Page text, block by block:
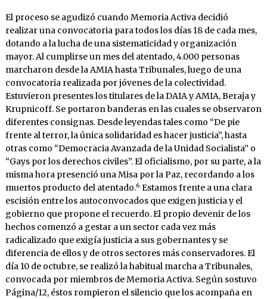
El proceso se agudizó cuando Memoria Activa decidió
realizar una convocatoria para todos los días 18 de cada mes,
dotando a la lucha de una sistematicidad y organización
mayor. Al cumplirse un mes del atentado, 4.000 personas
marcharon desde la AMIA hasta Tribunales, luego de una
convocatoria realizada por jóvenes de la colectividad.
Estuvieron presentes los titulares de la DAIA y AMIA, Beraja y
Krupnicoff. Se portaron banderas en las cuales se observaron
diferentes consignas. Desde leyendas tales como “De pie
frente al terror, la única solidaridad es hacer justicia”, hasta
otras como “Democracia Avanzada de la Unidad Socialista” o
“Gays por los derechos civiles”. El oficialismo, por su parte, a la
misma hora presenció una Misa por la Paz, recordando a los
muertos producto del atentado.6 Estamos frente a una clara
escisión entre los autoconvocados que exigen justicia y el
gobierno que propone el recuerdo. El propio devenir de los
hechos comenzó a gestar a un sector cada vez más
radicalizado que exigía justicia a sus gobernantes y se
diferencia de ellos y de otros sectores más conservadores. El
día 10 de octubre, se realizó la habitual marcha a Tribunales,
convocada por miembros de Memoria Activa. Según sostuvo
Página/12, éstos rompieron el silencio que los acompaña en